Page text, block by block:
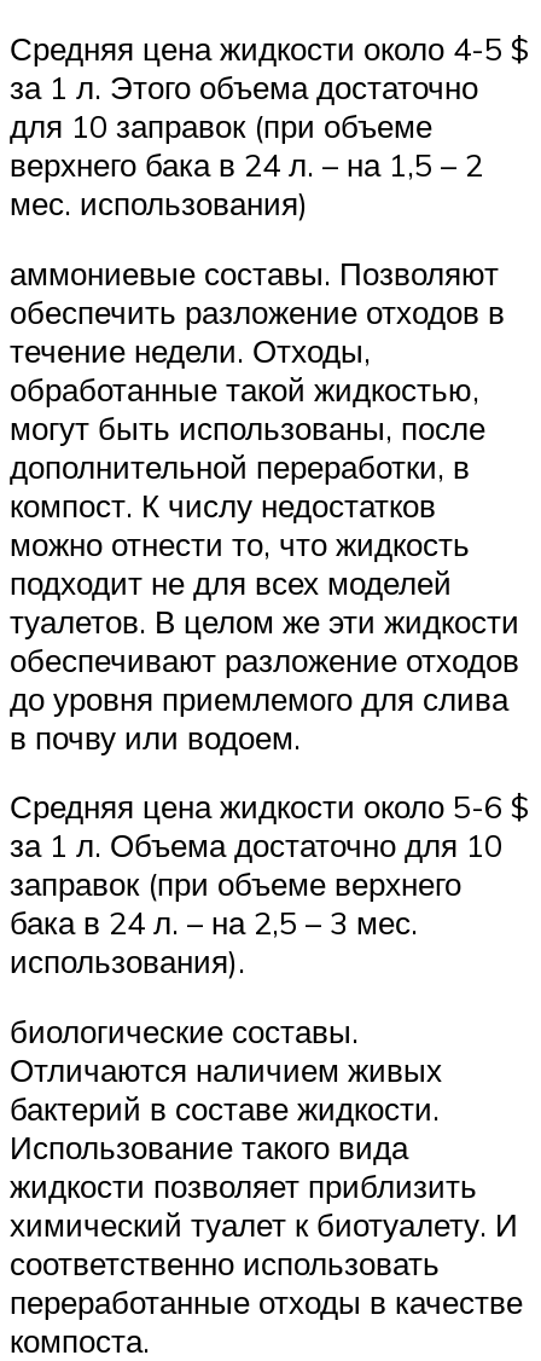
Средняя цена жидкости около 4-5 $
за 1 л. Этого объема достаточно
для 10 заправок (при объеме
верхнего бака в 24 л. – на 1,5 – 2
мес. использования)
аммониевые составы. Позволяют
обеспечить разложение отходов в
течение недели. Отходы,
обработанные такой жидкостью,
могут быть использованы, после
дополнительной переработки, в
компост. К числу недостатков
можно отнести то, что жидкость
подходит не для всех моделей
туалетов. В целом же эти жидкости
обеспечивают разложение отходов
до уровня приемлемого для слива
в почву или водоем.
Средняя цена жидкости около 5-6 $
за 1 л. Объема достаточно для 10
заправок (при объеме верхнего
бака в 24 л. – на 2,5 – 3 мес.
использования).
биологические составы.
Отличаются наличием живых
бактерий в составе жидкости.
Использование такого вида
жидкости позволяет приблизить
химический туалет к биотуалету. И
соответственно использовать
переработанные отходы в качестве
компоста.